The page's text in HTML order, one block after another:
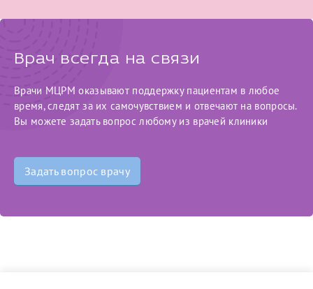
Врач всегда на связи
Врачи МЦРМ оказывают поддержку пациентам в любое
время, следят за их самочувствием и отвечают на вопросы.
Вы можете задать вопрос любому из врачей клиники
Задать вопрос врачу
Нажимая кнопку "Отправить" соглашаюсь с Политикой
конфиденциальности
данных) по открытым каналам связи сети Интернет.